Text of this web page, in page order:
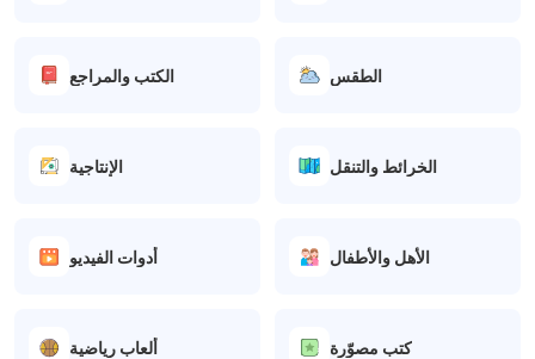
الكتب والمراجع الطقس
الإنتاجية الخرائط والتنقل
أدوات الفيديو الأهل والأطفال
ألعاب رياضية كتب مصوّرة